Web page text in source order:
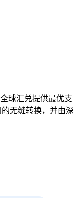
球汇兑提供最优支
无缝转换，并由深